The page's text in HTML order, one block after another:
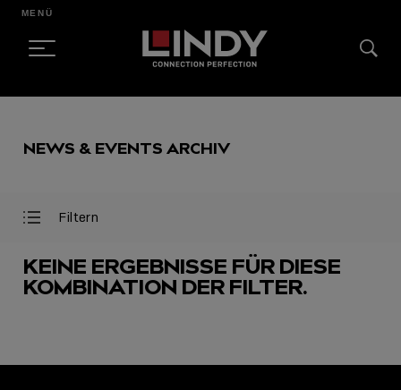
CONTENT
MENÜ
NEWS & EVENTS ARCHIV
Filter
Filter
Filtern
KEINE ERGEBNISSE FÜR DIESE
KOMBINATION DER FILTER.